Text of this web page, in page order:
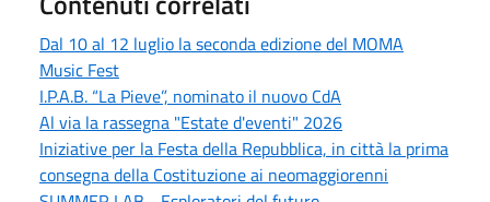
Dal 10 al 12 luglio la seconda edizione del MOMA
Music Fest
I.P.A.B. “La Pieve”, nominato il nuovo CdA
Al via la rassegna "Estate d'eventi" 2026
Iniziative per la Festa della Repubblica, in città la prima
consegna della Costituzione ai neomaggiorenni